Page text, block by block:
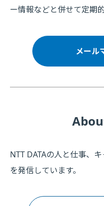
ー情報などと併せて定期
メール
NTT DATAの人と仕事、
を発信しています。